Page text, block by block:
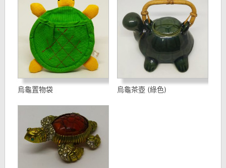
烏龜置物袋 烏龜茶壺 (綠色)